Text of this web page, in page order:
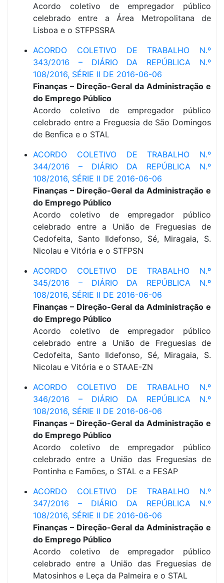
Acordo coletivo de empregador público
celebrado entre a Área Metropolitana de
Lisboa e o STFPSSRA
ACORDO COLETIVO DE TRABALHO N.º
343/2016 – DIÁRIO DA REPÚBLICA N.º
108/2016, SÉRIE II DE 2016-06-06
Finanças – Direção-Geral da Administração e
do Emprego Público
Acordo coletivo de empregador público
celebrado entre a Freguesia de São Domingos
de Benfica e o STAL
ACORDO COLETIVO DE TRABALHO N.º
344/2016 – DIÁRIO DA REPÚBLICA N.º
108/2016, SÉRIE II DE 2016-06-06
Finanças – Direção-Geral da Administração e
do Emprego Público
Acordo coletivo de empregador público
celebrado entre a União de Freguesias de
Cedofeita, Santo Ildefonso, Sé, Miragaia, S.
Nicolau e Vitória e o STFPSN
ACORDO COLETIVO DE TRABALHO N.º
345/2016 – DIÁRIO DA REPÚBLICA N.º
108/2016, SÉRIE II DE 2016-06-06
Finanças – Direção-Geral da Administração e
do Emprego Público
Acordo coletivo de empregador público
celebrado entre a União de Freguesias de
Cedofeita, Santo Ildefonso, Sé, Miragaia, S.
Nicolau e Vitória e o STAAE-ZN
ACORDO COLETIVO DE TRABALHO N.º
346/2016 – DIÁRIO DA REPÚBLICA N.º
108/2016, SÉRIE II DE 2016-06-06
Finanças – Direção-Geral da Administração e
do Emprego Público
Acordo coletivo de empregador público
celebrado entre a União das Freguesias de
Pontinha e Famões, o STAL e a FESAP
ACORDO COLETIVO DE TRABALHO N.º
347/2016 – DIÁRIO DA REPÚBLICA N.º
108/2016, SÉRIE II DE 2016-06-06
Finanças – Direção-Geral da Administração e
do Emprego Público
Acordo coletivo de empregador público
celebrado entre a União das Freguesias de
Matosinhos e Leça da Palmeira e o STAL